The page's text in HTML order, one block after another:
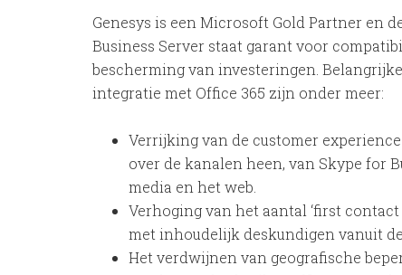
Genesys is een Microsoft Gold Partner en
Business Server staat garant voor
bescherming van investeringen.
integratie met Office 365 zijn onder meer:
Verrijking van de customer
over de kanalen heen, van Skype for
media en het web.
Verhoging van het aantal ‘first
met inhoudelijk deskundigen vanuit
Het verdwijnen van geografische